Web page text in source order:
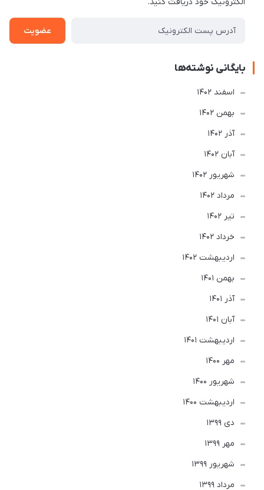
عضویت
بایگانی نوشته‌ها
اسفند 1402
بهمن 1402
آذر 1402
آبان 1402
شهریور 1402
مرداد 1402
تير 1402
خرداد 1402
ارديبهشت 1402
بهمن 1401
آذر 1401
آبان 1401
ارديبهشت 1401
مهر 1400
شهریور 1400
ارديبهشت 1400
دی 1399
مهر 1399
شهریور 1399
مرداد 1399